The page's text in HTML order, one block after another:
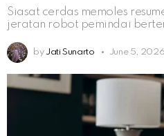
Siasat cerdas memoles
jeratan robot pemindai
by Jati Sunarto June 5,